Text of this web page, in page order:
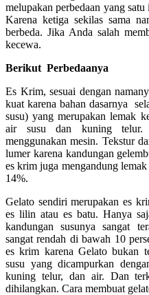
melupakan perbedaan yang
Karena ketiga sekilas sama
berbeda. Jika Anda salah
kecewa.
Berikut Perbedaanya
Es Krim, sesuai dengan
kuat karena bahan dasarnya
susu) yang merupakan lemak
air susu dan kuning telur.
menggunakan mesin. Tekstur
lumer karena kandungan
es krim juga mengandung
14%.
Gelato sendiri merupakan es
es lilin atau es batu. Hanya
kandungan susunya sangat
sangat rendah di bawah 10
es krim karena Gelato bukan
susu yang dicampurkan
kuning telur, dan air. Dan
dihilangkan. Cara membuat